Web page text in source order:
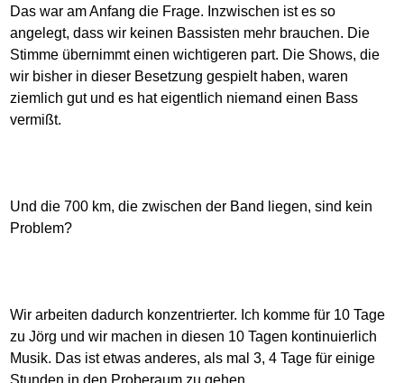
Das war am Anfang die Frage. Inzwischen ist es so
angelegt, dass wir keinen Bassisten mehr brauchen. Die
Stimme übernimmt einen wichtigeren part. Die Shows, die
wir bisher in dieser Besetzung gespielt haben, waren
ziemlich gut und es hat eigentlich niemand einen Bass
vermißt.
Und die 700 km, die zwischen der Band liegen, sind kein
Problem?
Wir arbeiten dadurch konzentrierter. Ich komme für 10 Tage
zu Jörg und wir machen in diesen 10 Tagen kontinuierlich
Musik. Das ist etwas anderes, als mal 3, 4 Tage für einige
Stunden in den Proberaum zu gehen.